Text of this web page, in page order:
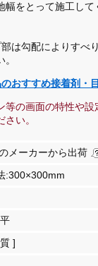
幅をとって施工し
は勾配によりすべ
おすすめ接着剤・
の画面の特性や設
さい。
メーカーから出荷
:300×300mm
]